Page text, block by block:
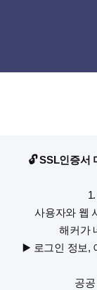
🔓 SSL인증서
사용자와 웹
해커가
▶️ 로그인 정보,
공